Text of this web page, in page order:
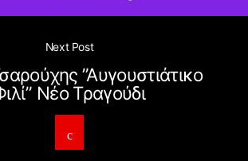
Next Post
”Αυγουστιάτικο
Νέο Τραγούδι